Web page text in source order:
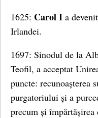
1625: Carol I a
Irlandei.
1697: Sinodul de la
Teofil, a acceptat
puncte: recunoașterea
purgatoriului și a
precum și